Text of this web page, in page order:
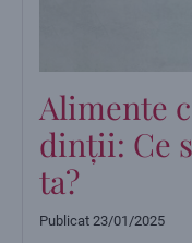
Alimente
dinții: Ce
ta?
Publicat 23/01/2025